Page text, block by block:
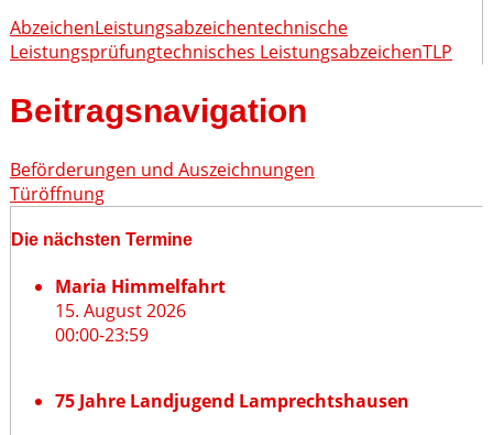
AbzeichenLeistungsabzeichentechnische
Leistungsprüfungtechnisches LeistungsabzeichenTLP
Beitragsnavigation
Beförderungen und Auszeichnungen
Türöffnung
Die nächsten Termine
Maria Himmelfahrt
15. August 2026
00:00-23:59
75 Jahre Landjugend Lamprechtshausen